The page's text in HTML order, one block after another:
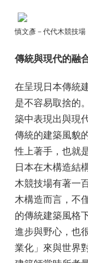
慎文彥－代代木競技
傳統與現代的融
在呈現日本傳統
是不容易取捨的
築中表現出與現
傳統的建築風貌
性上著手，也就
日本在木構造結
木競技場有著一
木構造而言，不
的傳統建築風格
進步與野心，也
業化」來與世界